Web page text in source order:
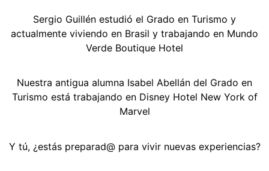
Sergio Guillén estudió el Grado en Turismo y
actualmente viviendo en Brasil y trabajando en Mundo
Verde Boutique Hotel
Nuestra antigua alumna Isabel Abellán del Grado en
Turismo está trabajando en Disney Hotel New York of
Marvel
Y tú, ¿estás preparad@ para vivir nuevas experiencias?